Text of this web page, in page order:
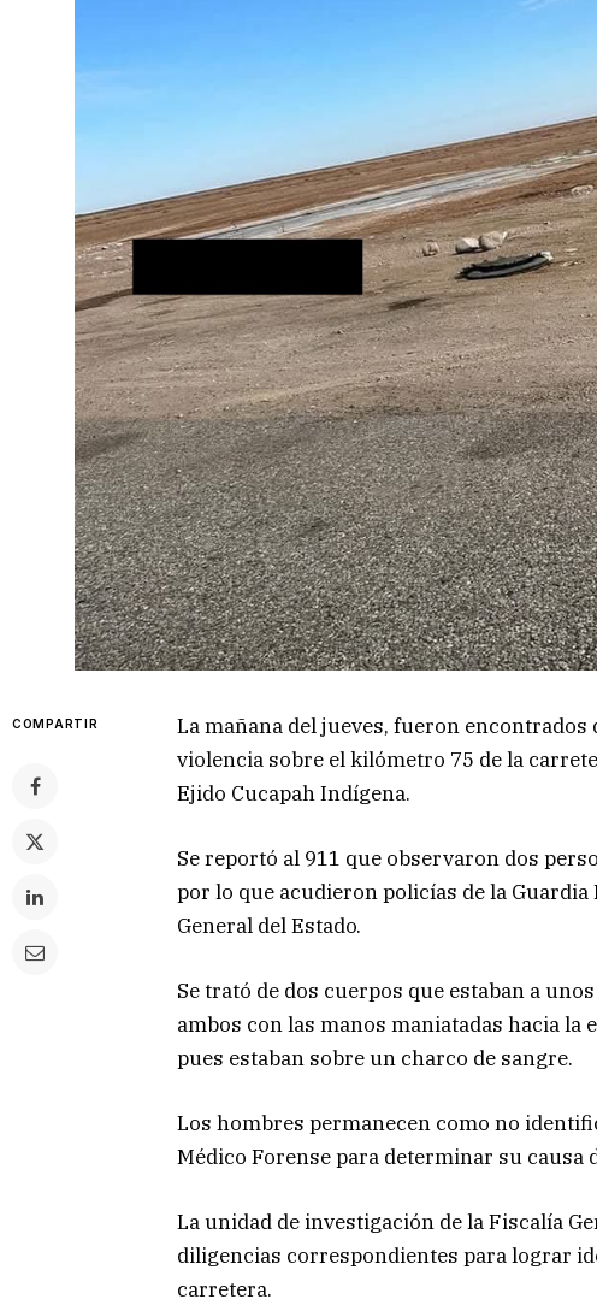
COMPARTIR
La mañana del jueves, fueron
violencia sobre el kilómetro 75 de la
Ejido Cucapah Indígena.
Se reportó al 911 que observaron dos
por lo que acudieron policías de la
General del Estado.
Se trató de dos cuerpos que estaban a
ambos con las manos maniatadas hacia la
pues estaban sobre un charco de sangre.
Los hombres permanecen como no
Médico Forense para determinar su causa
La unidad de investigación de la Fiscalía
diligencias correspondientes para lograr
carretera.